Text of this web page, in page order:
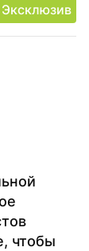
Эксклюзив
чтобы